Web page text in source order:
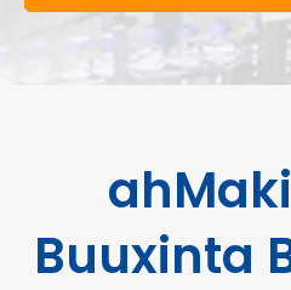
ah
Buuxinta